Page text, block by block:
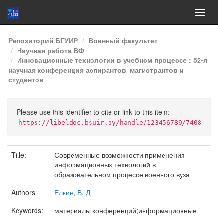
Skip
navigation
Репозиторий БГУИР
Военный факультет
Научная работа ВФ
Инновационные технологии в учебном процессе : 52-я
научная конференция аспирантов, магистрантов и
студентов
Please use this identifier to cite or link to this item:
https://libeldoc.bsuir.by/handle/123456789/7408
Title:
Современные возможности применения
информационных технологий в
образовательном процессе военного вуза
Authors:
Елкин, В. Д.
Keywords:
материалы конференций;информационные